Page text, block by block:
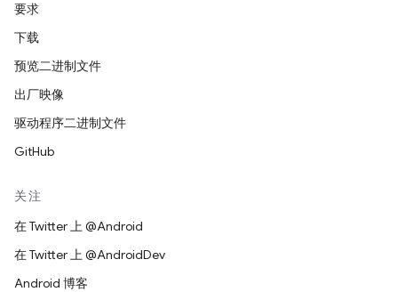
要求
下载
预览二进制文件
出厂映像
驱动程序二进制文件
GitHub
关注
在 Twitter 上 @Android
在 Twitter 上 @AndroidDev
Android 博客